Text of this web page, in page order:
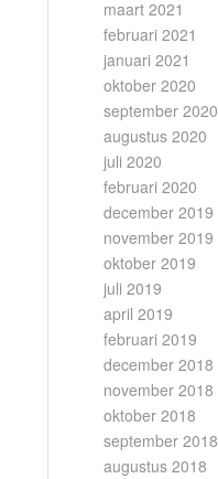
maart 2021
februari 2021
januari 2021
oktober 2020
september 2020
augustus 2020
juli 2020
februari 2020
december 2019
november 2019
oktober 2019
juli 2019
april 2019
februari 2019
december 2018
november 2018
oktober 2018
september 2018
augustus 2018